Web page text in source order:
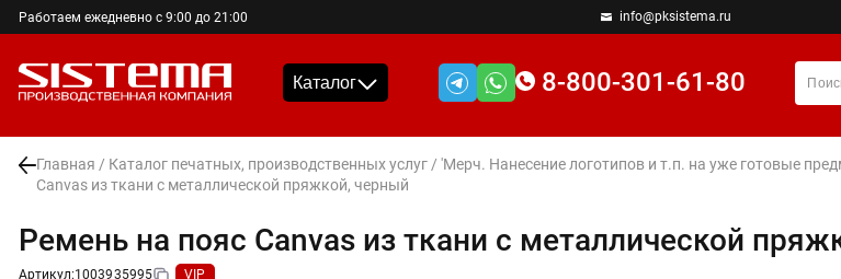
Работаем ежедневно с 9:00 до 21:00 info@pksistema.ru
Каталог 8-800-301-61-80
Главная / Каталог печатных, производственных услуг /'Мерч. Нанесение логотипов и т.п. на уже готовые
Canvas из ткани с металлической пряжкой, черный
Ремень на пояс Canvas из ткани с металлической
Артикул:1003935995 VIP